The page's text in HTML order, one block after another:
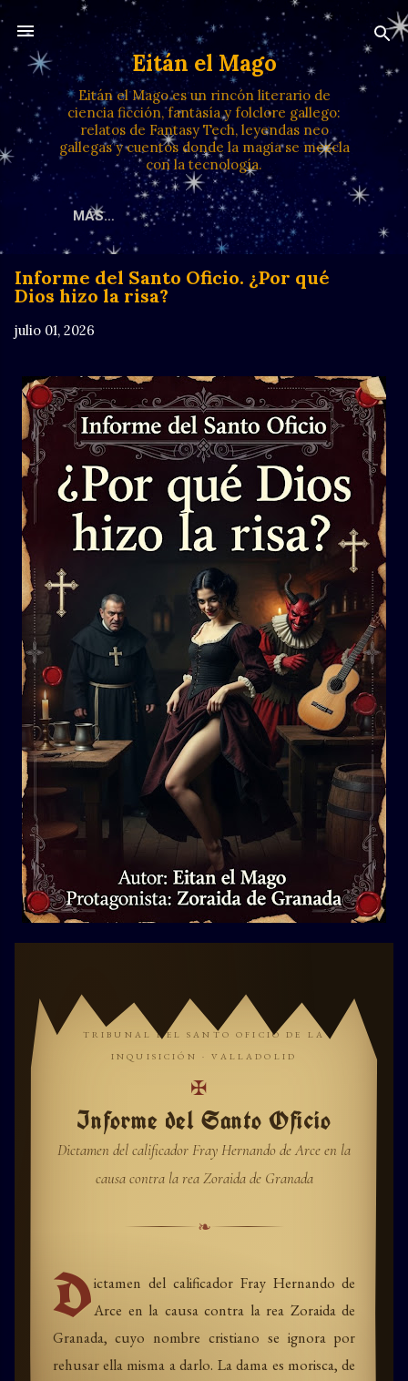
Ir al contenido principal
Eitán el Mago
Eitán el Mago es un rincón literario de
ciencia ficción, fantasía y folclore gallego:
relatos de Fantasy Tech, leyendas neo
gallegas y cuentos donde la magia se mezcla
con la tecnología.
MÁS…
Informe del Santo Oficio. ¿Por qué
Dios hizo la risa?
julio 01, 2026
TRIBUNAL DEL SANTO OFICIO DE LA
INQUISICIÓN · VALLADOLID
✠
Informe del Santo Oficio
Dictamen del calificador Fray Hernando de Arce en la
causa contra la rea Zoraida de Granada
❧
Dictamen del calificador Fray Hernando de
Arce en la causa contra la rea Zoraida de
Granada, cuyo nombre cristiano se ignora por
rehusar ella misma a darlo. La dama es morisca, de